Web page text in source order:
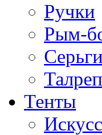
Ручки
Рым-
Тенты